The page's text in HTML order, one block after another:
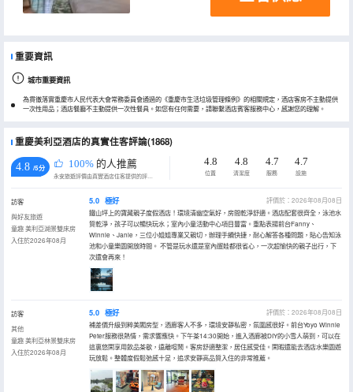
重要資訊
城市重要資訊
為貫徹落實重慶市人民代表大會常務委員會通過的《重慶市生活垃圾管理條例》的相關規定，酒店客房不主動提供
一次性用品；酒店餐廳不主動提供一次性餐具。如您有任何需要，請聯繫酒店賓客服務中心，感謝您的理解。
重慶美利亞酒店的真實住客評論(1868)
4.8 /5分 100% 的人推薦
永安旅遊評價由真實酒店住客提供的評價。
4.8
位置
4.8
清潔度
4.7
服務
4.7
設施
訪客
與好友旅遊
童趣 美利亞湖景雙床房
入住於2026年08月
5.0 極好
評價於：2026年08月08日
鐵山坪上的寶藏親子度假酒店！環境清幽空氣好，房間乾淨舒適。酒店配套很齊全，泳池水
質乾淨，孩子可以暢快玩水；室內小童活動中心項目豐富。重點表揚前台Fanny、
Winnie、Janie，三位小姐姐專業又親切，辦理手續快捷，耐心解答各種問題，貼心告知泳
池和小童樂園開放時間。 不管是玩水還是室內遛娃都很省心，一次超愉快的親子出行，下
次還會再來！
訪客
其他
童趣 美利亞林景雙床房
入住於2026年08月
5.0 極好
評價於：2026年08月08日
補差價升級到粹美閣房型，酒廊客人不多，環境安靜私密，氛圍感很好。前台Yoyo Winnie
Peter服務很熱情，需求響應快。下午茶14:30開始，進入酒廊被DIY的小雪人萌到，可以在
這裏悠閑享用飲品茶歇，遠離喧鬧。客房舒適整潔，居住感受佳。閑暇還能去酒店水樂園遊
玩放鬆。整體度假鬆弛感十足，追求安靜高品質入住的非常推薦。